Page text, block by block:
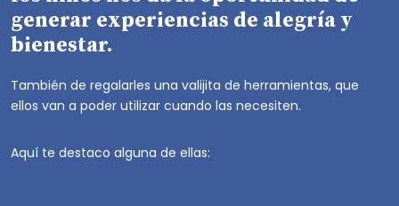
generar experiencias de alegría y
bienestar.
También de regalarles una valijita de herramientas, que
ellos van a poder utilizar cuando las necesiten.
Aquí te destaco alguna de ellas: